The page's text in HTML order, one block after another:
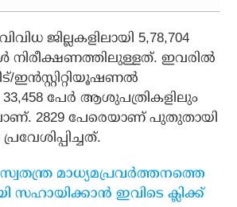
ജില്ലകളിലായി 5,78,704
നിരീക്ഷണത്തിലുള്ളത്. ഇവരില്‍
ഇന്‍സ്റ്റിറ്റിയൂഷണല്‍
33,458 പേര്‍ ആശുപത്രികളിലും
2829 പേരെയാണ് പുതുതായി
മാധ്യമപ്രവര്‍ത്തനത്തെ
സഹായിക്കാന്‍ ഇവിടെ ക്ലിക്ക്